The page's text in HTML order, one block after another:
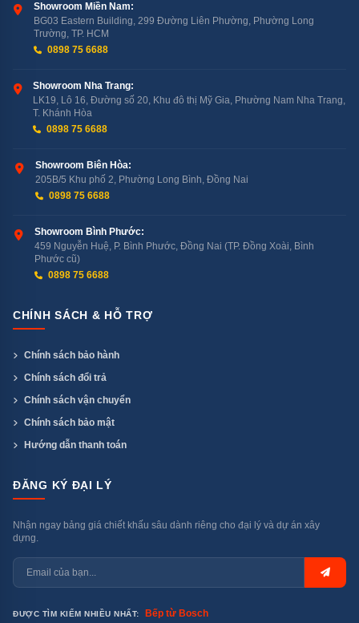
KUCHEN KU X6-3 6 bộ là sử dụng lượng nước ít hơn
đáng kể so với việc rửa bát đĩa bằng tay. Cụ thể, trung
nước.
Ngoài ra, vì được lắp đặt động cơ BLDC, mức tiêu thụ
X6-3 6 bộ chỉ ở mức 0.6kwh/ 1 lần rửa, nhờ vậy người
dùng sẽ không phải lo ngại về hóa đơn tiền điện hằng
Bên cạnh đó, độ ồn của sản phẩm chỉ ở mức 30dB. Với
tần sóng siêu êm, sinh hoạt của gia đình sẽ không bị
KUCHEN KU X6-3 6 bộ có ở Bán Lẻ Tại Kho.
Showroom Miền Nam:
BG03 Eastern Building, 299 Đường Liên Phường, Phường Long
Trường, TP. HCM
0898 75 6688
Showroom Nha Trang:
LK19, Lô 16, Đường số 20, Khu đô thị Mỹ Gia, Phường Nam Nha Trang,
T. Khánh Hòa
0898 75 6688
Showroom Biên Hòa:
205B/5 Khu phố 2, Phường Long Bình, Đồng Nai
0898 75 6688
Showroom Bình Phước:
459 Nguyễn Huệ, P. Bình Phước, Đồng Nai (TP. Đồng Xoài, Bình
Phước cũ)
0898 75 6688
CHÍNH SÁCH & HỖ TRỢ
Chính sách bảo hành
Chính sách đổi trả
Chính sách vận chuyển
Chính sách bảo mật
Hướng dẫn thanh toán
ĐĂNG KÝ ĐẠI LÝ
Nhận ngay bảng giá chiết khấu sâu dành riêng cho đại lý và dự án xây
dựng.
ĐƯỢC TÌM KIẾM NHIỀU NHẤT: Bếp từ Bosch